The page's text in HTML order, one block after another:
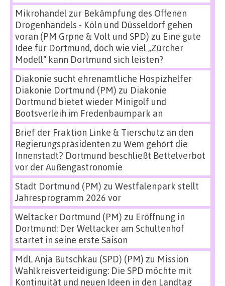
Mikrohandel zur Bekämpfung des Offenen
Drogenhandels - Köln und Düsseldorf gehen
voran (PM Grpne & Volt und SPD) zu Eine gute
Idee für Dortmund, doch wie viel „Zürcher
Modell“ kann Dortmund sich leisten?
Diakonie sucht ehrenamtliche Hospizhelfer
Diakonie Dortmund (PM) zu Diakonie
Dortmund bietet wieder Minigolf und
Bootsverleih im Fredenbaumpark an
Brief der Fraktion Linke & Tierschutz an den
Regierungspräsidenten zu Wem gehört die
Innenstadt? Dortmund beschließt Bettelverbot
vor der Außengastronomie
Stadt Dortmund (PM) zu Westfalenpark stellt
Jahresprogramm 2026 vor
Weltacker Dortmund (PM) zu Eröffnung in
Dortmund: Der Weltacker am Schultenhof
startet in seine erste Saison
MdL Anja Butschkau (SPD) (PM) zu Mission
Wahlkreisverteidigung: Die SPD möchte mit
Kontinuität und neuen Ideen in den Landtag